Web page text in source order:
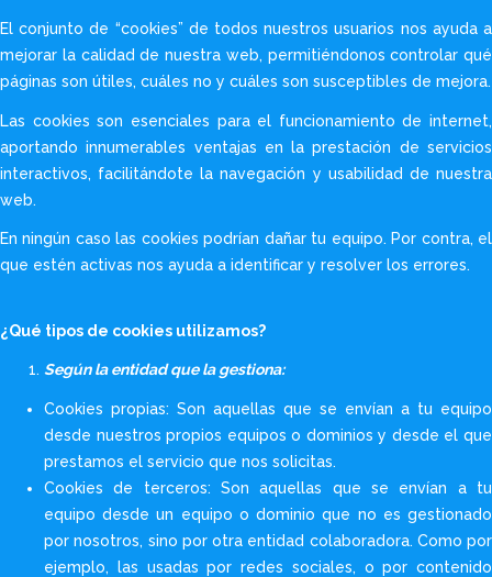
El conjunto de “cookies” de todos nuestros usuarios nos ayuda a
mejorar la calidad de nuestra web, permitiéndonos controlar qué
páginas son útiles, cuáles no y cuáles son susceptibles de mejora.
Las cookies son esenciales para el funcionamiento de internet,
aportando innumerables ventajas en la prestación de servicios
interactivos, facilitándote la navegación y usabilidad de nuestra
web.
En ningún caso las cookies podrían dañar tu equipo. Por contra, el
que estén activas nos ayuda a identificar y resolver los errores.
¿Qué tipos de cookies utilizamos?
Según la entidad que la gestiona:
Cookies propias: Son aquellas que se envían a tu equipo
desde nuestros propios equipos o dominios y desde el que
prestamos el servicio que nos solicitas.
Cookies de terceros: Son aquellas que se envían a tu
equipo desde un equipo o dominio que no es gestionado
por nosotros, sino por otra entidad colaboradora. Como por
ejemplo, las usadas por redes sociales, o por contenido